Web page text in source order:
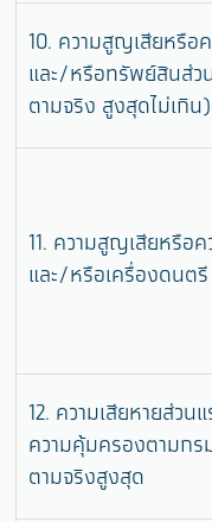
10. ความสูญเสียหรือ
และ/หรือทรัพย์สินส่วน
ตามจริง สูงสุดไม่เกิน)
11. ความสูญเสียหรือ
และ/หรือเครื่องดนต
12. ความเสียหายส่ว
ความคุ้มครองตามก
ตามจริงสูงสุด